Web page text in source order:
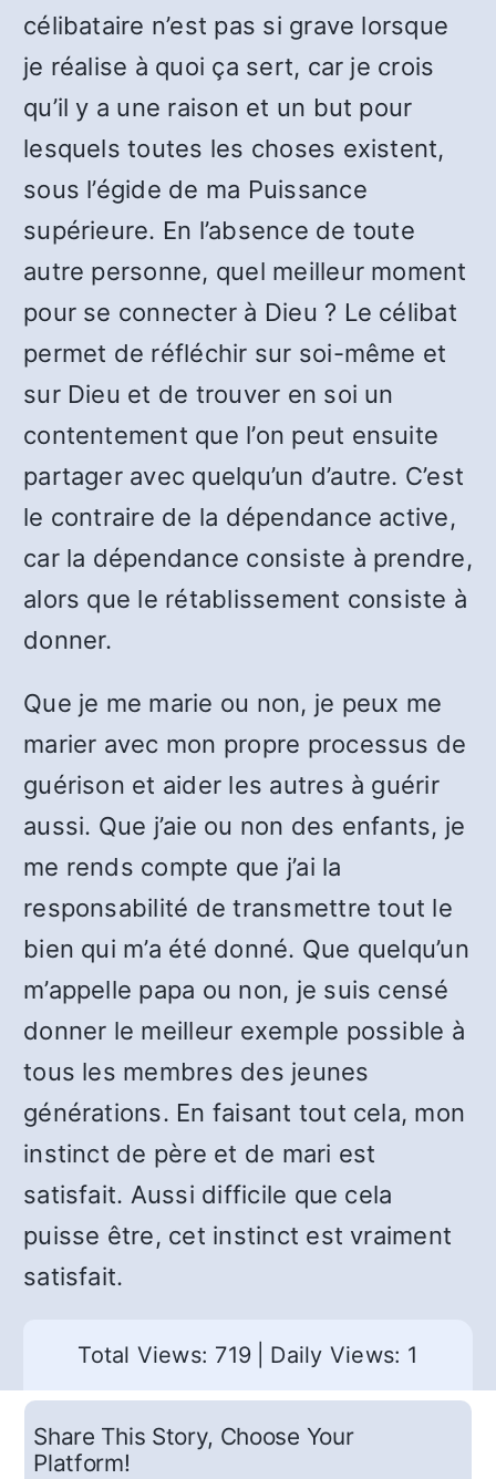
célibataire n’est pas si grave lorsque
je réalise à quoi ça sert, car je crois
qu’il y a une raison et un but pour
lesquels toutes les choses existent,
sous l’égide de ma Puissance
supérieure. En l’absence de toute
autre personne, quel meilleur moment
pour se connecter à Dieu ? Le célibat
permet de réfléchir sur soi-même et
sur Dieu et de trouver en soi un
contentement que l’on peut ensuite
partager avec quelqu’un d’autre. C’est
le contraire de la dépendance active,
car la dépendance consiste à prendre,
alors que le rétablissement consiste à
donner.
Que je me marie ou non, je peux me
marier avec mon propre processus de
guérison et aider les autres à guérir
aussi. Que j’aie ou non des enfants, je
me rends compte que j’ai la
responsabilité de transmettre tout le
bien qui m’a été donné. Que quelqu’un
m’appelle papa ou non, je suis censé
donner le meilleur exemple possible à
tous les membres des jeunes
générations. En faisant tout cela, mon
instinct de père et de mari est
satisfait. Aussi difficile que cela
puisse être, cet instinct est vraiment
satisfait.
Total Views: 719 Daily Views: 1
Share This Story, Choose Your
Platform!